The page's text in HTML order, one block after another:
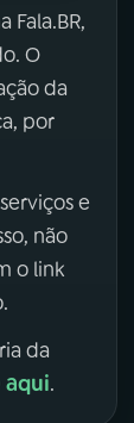
Fala.BR,
O
da
por
e
não
o link
da
aqui.